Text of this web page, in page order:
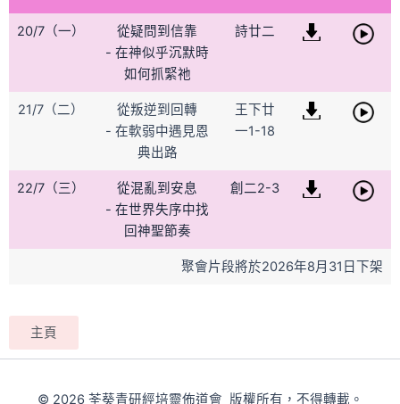
20/7（一）
從疑問到信靠
- 在神似乎沉默時
如何抓緊祂
詩廿二
21/7（二）
從叛逆到回轉
- 在軟弱中遇見恩
典出路
王下廿
一1-18
22/7（三）
從混亂到安息
- 在世界失序中找
回神聖節奏
創二2-3
聚會片段將於2026年8月31日下架
主頁
© 2026 荃葵青研經培靈佈道會 版權所有，不得轉載。